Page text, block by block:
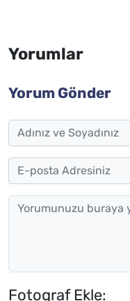
Yorumlar
Yorum Gönder
Fotograf Ekle: